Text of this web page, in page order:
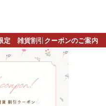
定 雑貨割引クーポンのご案内